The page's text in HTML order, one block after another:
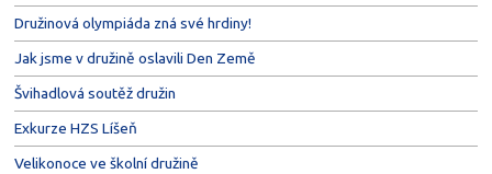
Družinová olympiáda zná své hrdiny!
Jak jsme v družině oslavili Den Země
Švihadlová soutěž družin
Exkurze HZS Líšeň
Velikonoce ve školní družině